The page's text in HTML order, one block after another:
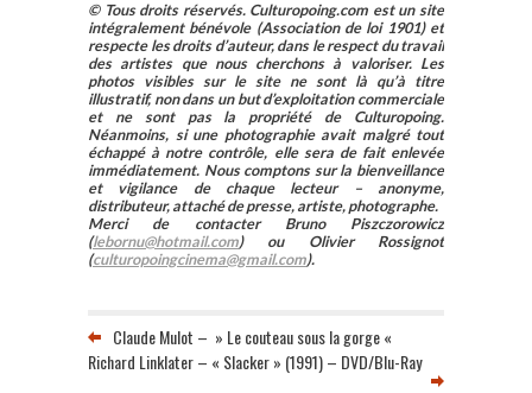
© Tous droits réservés. Culturopoing.com est un site
intégralement bénévole (Association de loi 1901) et
respecte les droits d’auteur, dans le respect du travail
des artistes que nous cherchons à valoriser. Les
photos visibles sur le site ne sont là qu’à titre
illustratif, non dans un but d’exploitation commerciale
et ne sont pas la propriété de Culturopoing.
Néanmoins, si une photographie avait malgré tout
échappé à notre contrôle, elle sera de fait enlevée
immédiatement. Nous comptons sur la bienveillance
et vigilance de chaque lecteur – anonyme,
distributeur, attaché de presse, artiste, photographe.
Merci de contacter Bruno Piszczorowicz
(lebornu@hotmail.com) ou Olivier Rossignot
(culturopoingcinema@gmail.com).
Claude Mulot – » Le couteau sous la gorge «
Richard Linklater – « Slacker » (1991) – DVD/Blu-Ray